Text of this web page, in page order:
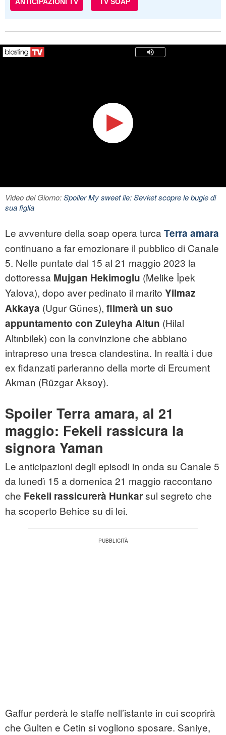
Video del Giorno:Spoiler My sweet lie: Sevket scopre le bugie di
sua figlia
Le avventure della soap opera turca Terra amara
continuano a far emozionare il pubblico di Canale
5. Nelle puntate dal 15 al 21 maggio 2023 la
dottoressa Mujgan Hekimoglu (Melike İpek
Yalova), dopo aver pedinato il marito Yilmaz
Akkaya (Ugur Günes), filmerà un suo
appuntamento con Zuleyha Altun (Hilal
Altınbilek) con la convinzione che abbiano
intrapreso una tresca clandestina. In realtà i due
ex fidanzati parleranno della morte di Ercument
Akman (Rüzgar Aksoy).
Spoiler Terra amara, al 21
maggio: Fekeli rassicura la
signora Yaman
Le anticipazioni degli episodi in onda su Canale 5
da lunedì 15 a domenica 21 maggio raccontano
che Fekeli rassicurerà Hunkarsul segreto che
ha scoperto Behice su di lei.
Gaffur perderà le staffe nell’istante in cui scoprirà
che Gulten e Cetin si vogliono sposare. Saniye,